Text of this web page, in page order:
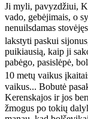
Ji myli, pavyzdžiui,
vado, gebėjimais, o
nenuilsdamas
lakstyti paskui
puikiausią, kaip ji
pabėgo, pasislėpė,
10 metų vaikus
vaikus... Bobutė
Kerenskajos ir jos
žmogus po tokių